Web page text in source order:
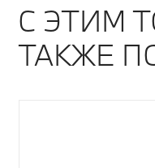
С ЭТИМ
ТАКЖЕ